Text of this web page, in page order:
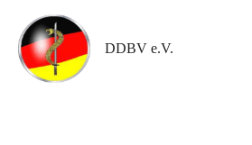
DDBV e.V.